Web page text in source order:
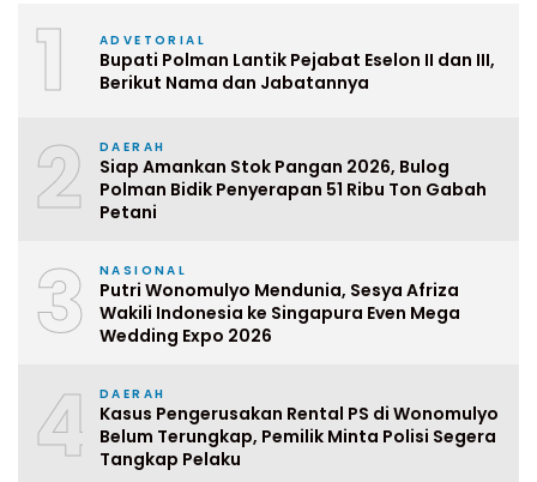
1 ADVETORIAL
Bupati Polman Lantik Pejabat Eselon II dan III,
Berikut Nama dan Jabatannya
2 DAERAH
Siap Amankan Stok Pangan 2026, Bulog
Polman Bidik Penyerapan 51 Ribu Ton Gabah
Petani
3 NASIONAL
Putri Wonomulyo Mendunia, Sesya Afriza
Wakili Indonesia ke Singapura Even Mega
Wedding Expo 2026
4 DAERAH
Kasus Pengerusakan Rental PS di Wonomulyo
Belum Terungkap, Pemilik Minta Polisi Segera
Tangkap Pelaku